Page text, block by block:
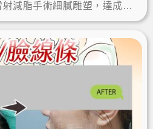
減脂手術細膩雕塑，達成瘦
體態視覺更顯瘦，變身直角